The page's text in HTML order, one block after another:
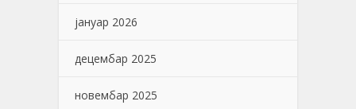
јануар 2026
децембар 2025
новембар 2025